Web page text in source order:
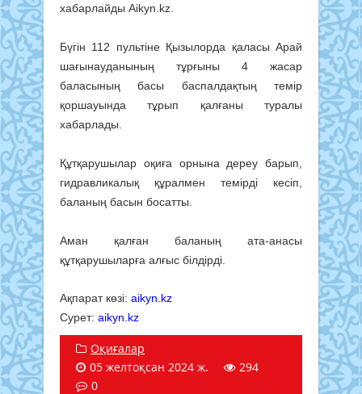
хабарлайды Aikyn.kz.
Бүгін 112 пультіне Қызылорда қаласы Арай
шағынауданының тұрғыны 4 жасар
баласының басы баспалдақтың темір
қоршауында тұрып қалғаны туралы
хабарлады.
Құтқарушылар оқиға орнына дереу барып,
гидравликалық құралмен темірді кесіп,
баланың басын босатты.
Аман қалған баланың ата-анасы
құтқарушыларға алғыс білдірді.
Ақпарат көзі: aikyn.kz
Сурет: aikyn.kz
Оқиғалар
05 желтоқсан 2024 ж.
294
0